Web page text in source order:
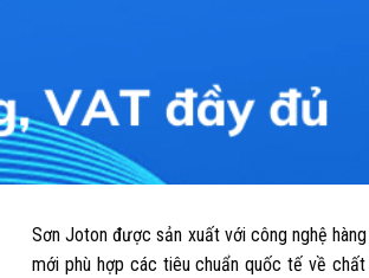
Sơn Joton được sản xuất với công nghệ
mới phù hợp các tiêu chuẩn quốc tế về